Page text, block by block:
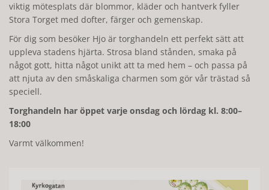
viktig mötesplats där blommor, kläder och hantverk fyller
Stora Torget med dofter, färger och gemenskap.
För dig som besöker Hjo är torghandeln ett perfekt sätt att
uppleva stadens hjärta. Strosa bland stånden, smaka på
något gott, hitta något unikt att ta med hem – och passa på
att njuta av den småskaliga charmen som gör vår trästad så
speciell.
Torghandeln har öppet varje onsdag och lördag kl. 8:00–
18:00
Varmt välkommen!